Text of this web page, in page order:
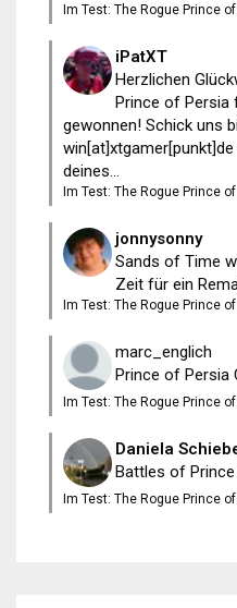
Im Test: The Rogue Prince
iPatXT
Herzlichen
Prince of Persia
gewonnen! Schick uns
deines...
Im Test: The Rogue Prince
jonnysonny
Sands of Time
Zeit für ein
Im Test: The Rogue Prince
marc_englich
Prince of Persia
Im Test: The Rogue Prince
Daniela
Battles of
Im Test: The Rogue Prince